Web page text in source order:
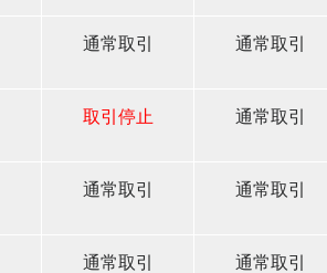
通常取引 通常取引
取引停止 通常取引
通常取引 通常取引
通常取引 通常取引